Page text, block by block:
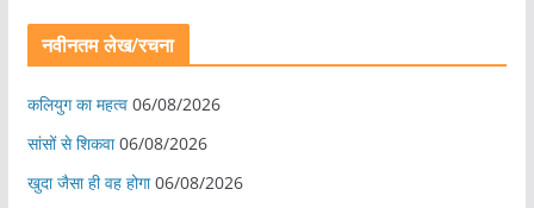
नवीनतम लेख/रचना
कलियुग का महत्व 06/08/2026
सांसों से शिकवा 06/08/2026
खुदा जैसा ही वह होगा 06/08/2026